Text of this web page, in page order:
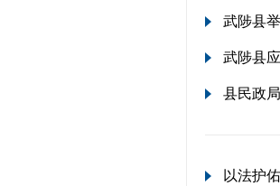
武陟县
武陟县
县民政
以法护